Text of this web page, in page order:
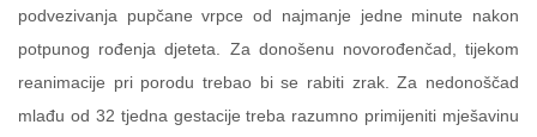
podvezivanja pupčane vrpce od najmanje jedne minute nakon
potpunog rođenja djeteta. Za donošenu novorođenčad, tijekom
reanimacije pri porodu trebao bi se rabiti zrak. Za nedonoščad
mlađu od 32 tjedna gestacije treba razumno primijeniti mješavinu